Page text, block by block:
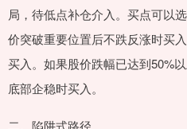
局，待低点补仓介入。买点可以
价突破重要位置后不跌反涨时买
买入。如果股价跌幅已达到50%
底部企稳时买入。
二、陷阱式路径